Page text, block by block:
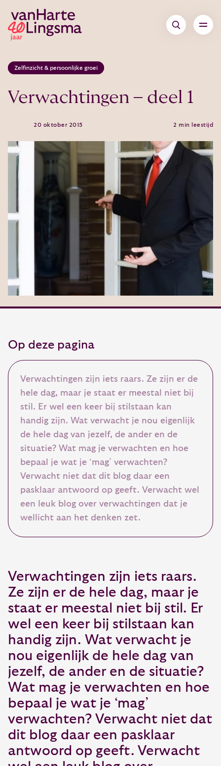
Zelfinzicht & persoonlijke groei
Verwachtingen – deel 1
20 oktober 2015 2 min leestijd
Op deze pagina
Verwachtingen zijn iets raars. Ze zijn er de
hele dag, maar je staat er meestal niet bij
stil. Er wel een keer bij stilstaan kan
handig zijn. Wat verwacht je nou eigenlijk
de hele dag van jezelf, de ander en de
situatie? Wat mag je verwachten en hoe
bepaal je wat je ‘mag’ verwachten?
Verwacht niet dat dit blog daar een
pasklaar antwoord op geeft. Verwacht wel
een leuk blog over verwachtingen dat je
wellicht aan het denken zet.
Verwachtingen zijn iets raars.
Ze zijn er de hele dag, maar je
staat er meestal niet bij stil. Er
wel een keer bij stilstaan kan
handig zijn. Wat verwacht je
nou eigenlijk de hele dag van
jezelf, de ander en de situatie?
Wat mag je verwachten en hoe
bepaal je wat je ‘mag’
verwachten? Verwacht niet dat
dit blog daar een pasklaar
antwoord op geeft. Verwacht